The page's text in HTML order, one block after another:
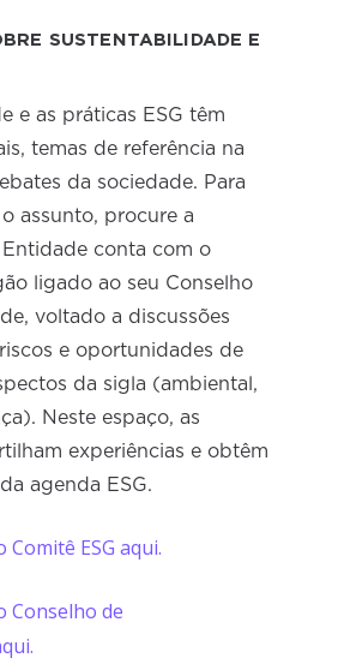
SUSTENTABILIDADE E
e as práticas ESG têm
temas de referência na
da sociedade. Para
assunto, procure a
Entidade conta com o
ligado ao seu Conselho
voltado a discussões
e oportunidades de
da sigla (ambiental,
Neste espaço, as
experiências e obtêm
agenda ESG.
ESG aqui.
Conselho de